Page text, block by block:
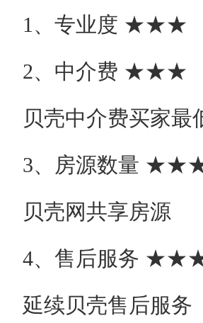
1、专业度 ★★★
2、中介费 ★★★
贝壳中介费买家最
3、房源数量
贝壳网共享房源
4、售后服务
延续贝壳售后服务